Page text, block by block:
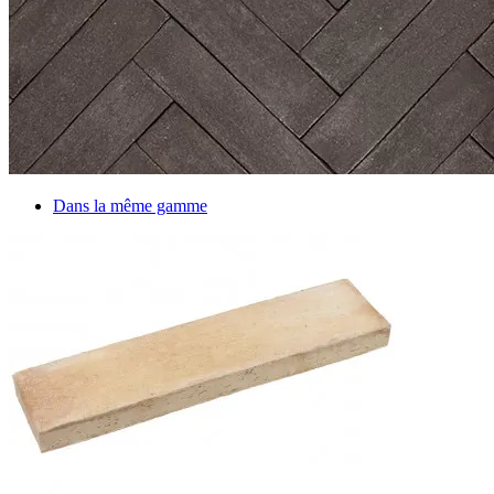
Dans la même gamme